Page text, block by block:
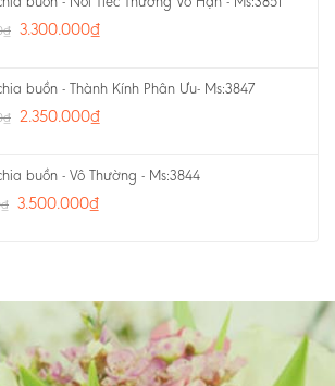
₫ 3.300.000₫
buồn - Thành Kính Phân Ưu- Ms:3847
₫ 2.350.000₫
buồn - Vô Thường - Ms:3844
₫ 3.500.000₫